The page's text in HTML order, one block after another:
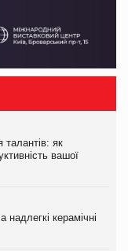
талантів: як
вашої
керамічні